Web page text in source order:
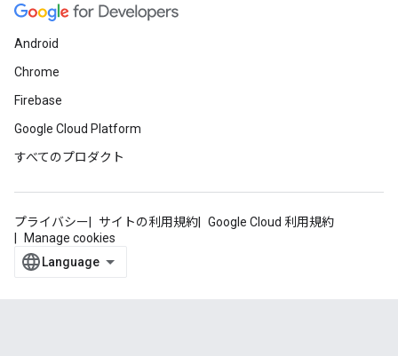
Android
Chrome
Firebase
Google Cloud Platform
すべてのプロダクト
プライバシー サイトの利用規約
Google Cloud 利用規約
Manage cookies